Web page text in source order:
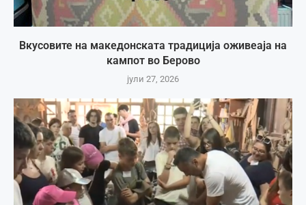
Вкусовите на македонската традиција оживеаја на
кампот во Берово
јули 27, 2026